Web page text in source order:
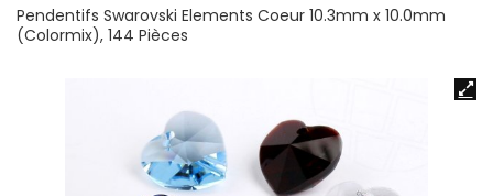
Pendentifs Swarovski Elements Coeur 10.3mm x 10.0mm
(Colormix), 144 Pièces